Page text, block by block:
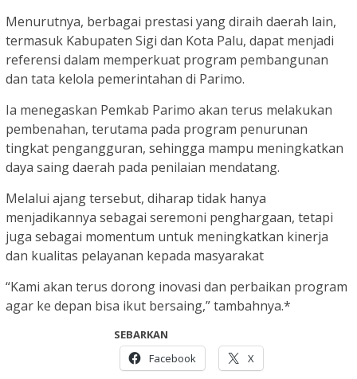
Menurutnya, berbagai prestasi yang diraih daerah lain,
termasuk Kabupaten Sigi dan Kota Palu, dapat menjadi
referensi dalam memperkuat program pembangunan
dan tata kelola pemerintahan di Parimo.
Ia menegaskan Pemkab Parimo akan terus melakukan
pembenahan, terutama pada program penurunan
tingkat pengangguran, sehingga mampu meningkatkan
daya saing daerah pada penilaian mendatang.
Melalui ajang tersebut, diharap tidak hanya
menjadikannya sebagai seremoni penghargaan, tetapi
juga sebagai momentum untuk meningkatkan kinerja
dan kualitas pelayanan kepada masyarakat
“Kami akan terus dorong inovasi dan perbaikan program
agar ke depan bisa ikut bersaing,” tambahnya.*
SEBARKAN
Facebook
X